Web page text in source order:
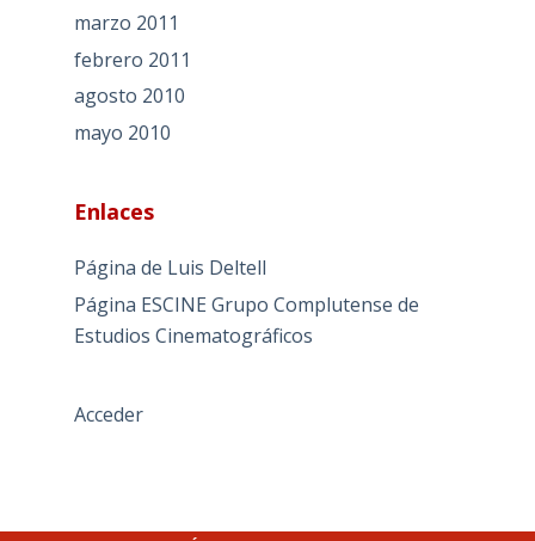
marzo 2011
febrero 2011
agosto 2010
mayo 2010
Enlaces
Página de Luis Deltell
Página ESCINE Grupo Complutense de
Estudios Cinematográficos
Acceder